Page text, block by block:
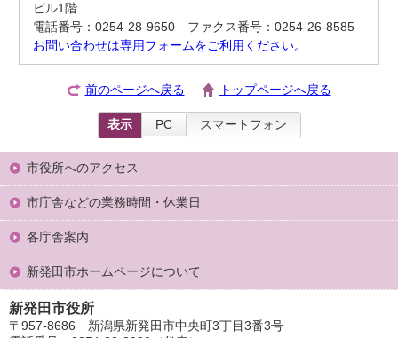
ビル1階
電話番号：0254-28-9650 ファクス番号：0254-26-8585
お問い合わせは専用フォームをご利用ください。
前のページへ戻る トップページへ戻る
表示 PC スマートフォン
市役所へのアクセス
市庁舎などの業務時間・休業日
各庁舎案内
新発田市ホームページについて
新発田市役所
〒957-8686 新潟県新発田市中央町3丁目3番3号